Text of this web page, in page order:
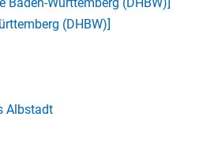
(DHBW)]
Albstadt